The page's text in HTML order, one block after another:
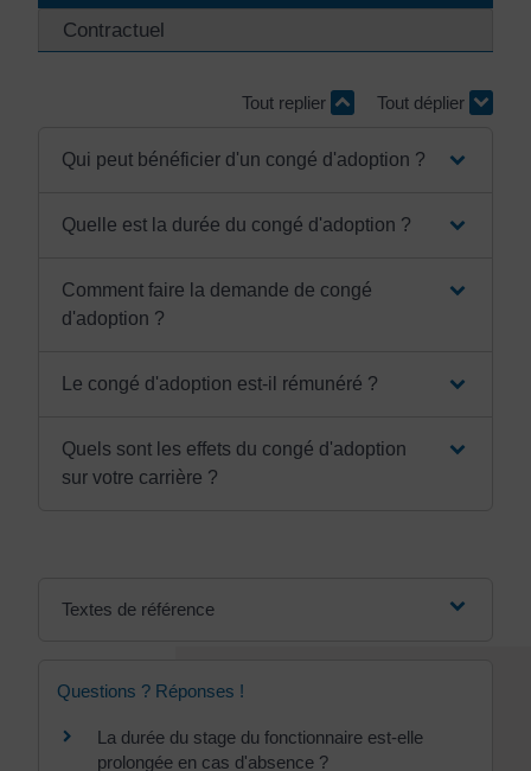
Contractuel
Tout replier Tout déplier
Qui peut bénéficier d'un congé d'adoption ?
Quelle est la durée du congé d'adoption ?
Comment faire la demande de congé
d'adoption ?
Le congé d'adoption est-il rémunéré ?
Quels sont les effets du congé d'adoption
sur votre carrière ?
Textes de référence
Questions ? Réponses !
La durée du stage du fonctionnaire est-elle
prolongée en cas d'absence ?